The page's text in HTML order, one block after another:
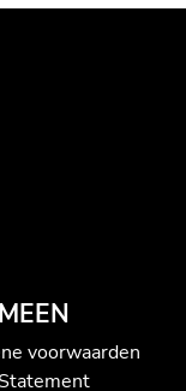
voorwaarden